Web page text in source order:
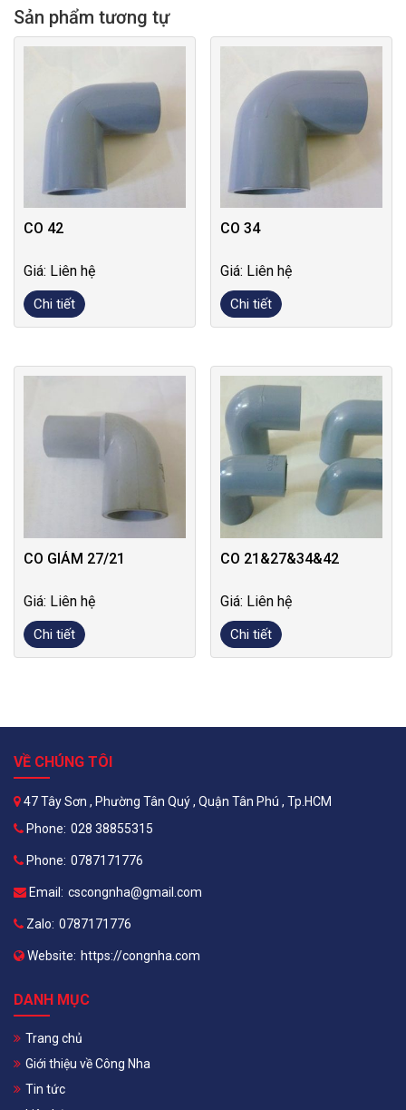
Sản phẩm tương tự
CO 42
Giá: Liên hệ
Chi tiết
CO 34
Giá: Liên hệ
Chi tiết
CO GIẢM 27/21
Giá: Liên hệ
Chi tiết
CO 21&27&34&42
Giá: Liên hệ
Chi tiết
VỀ CHÚNG TÔI
47 Tây Sơn , Phường Tân Quý , Quận Tân Phú , Tp.HCM
Phone: 028 38855315
Phone: 0787171776
Email: cscongnha@gmail.com
Zalo: 0787171776
Website: https://congnha.com
DANH MỤC
Trang chủ
Giới thiệu về Công Nha
Tin tức